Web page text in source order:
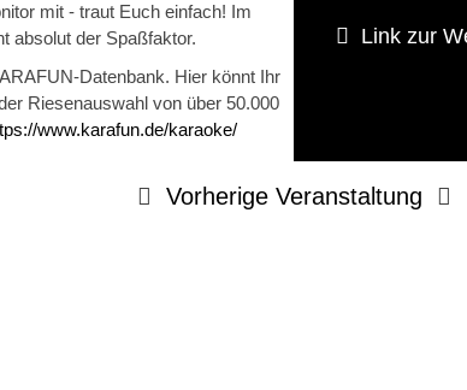
mit - traut Euch einfach! Im
absolut der Spaßfaktor.
Datenbank. Hier könnt Ihr
Riesenauswahl von über 50.000
www.karafun.de/karaoke/
Link zur
Vorherige Veranstaltung